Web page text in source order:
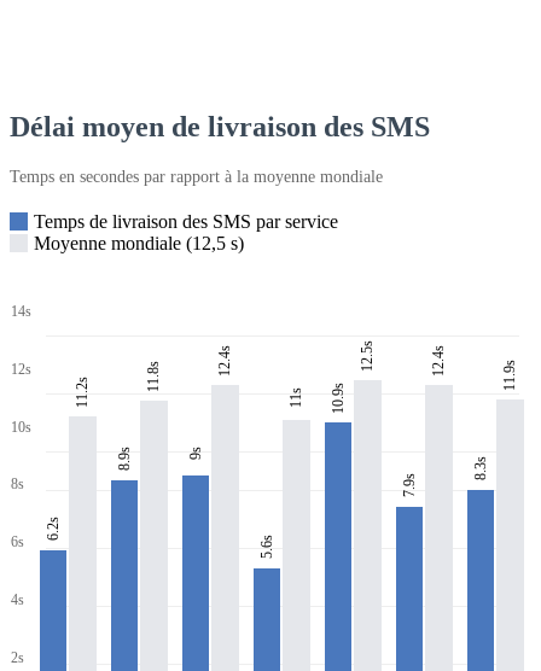
Délai moyen de livraison des SMS
Temps en secondes par rapport à la moyenne mondiale
Temps de livraison des SMS par service
Moyenne mondiale (12,5 s)
14s
12s
10s
8s
6s
4s
2s
6.2s
11.2s
8.9s
11.8s
9s
12.4s
5.6s
11s 10.9s
12.5s
7.9s
12.4s
8.3s
11.9s